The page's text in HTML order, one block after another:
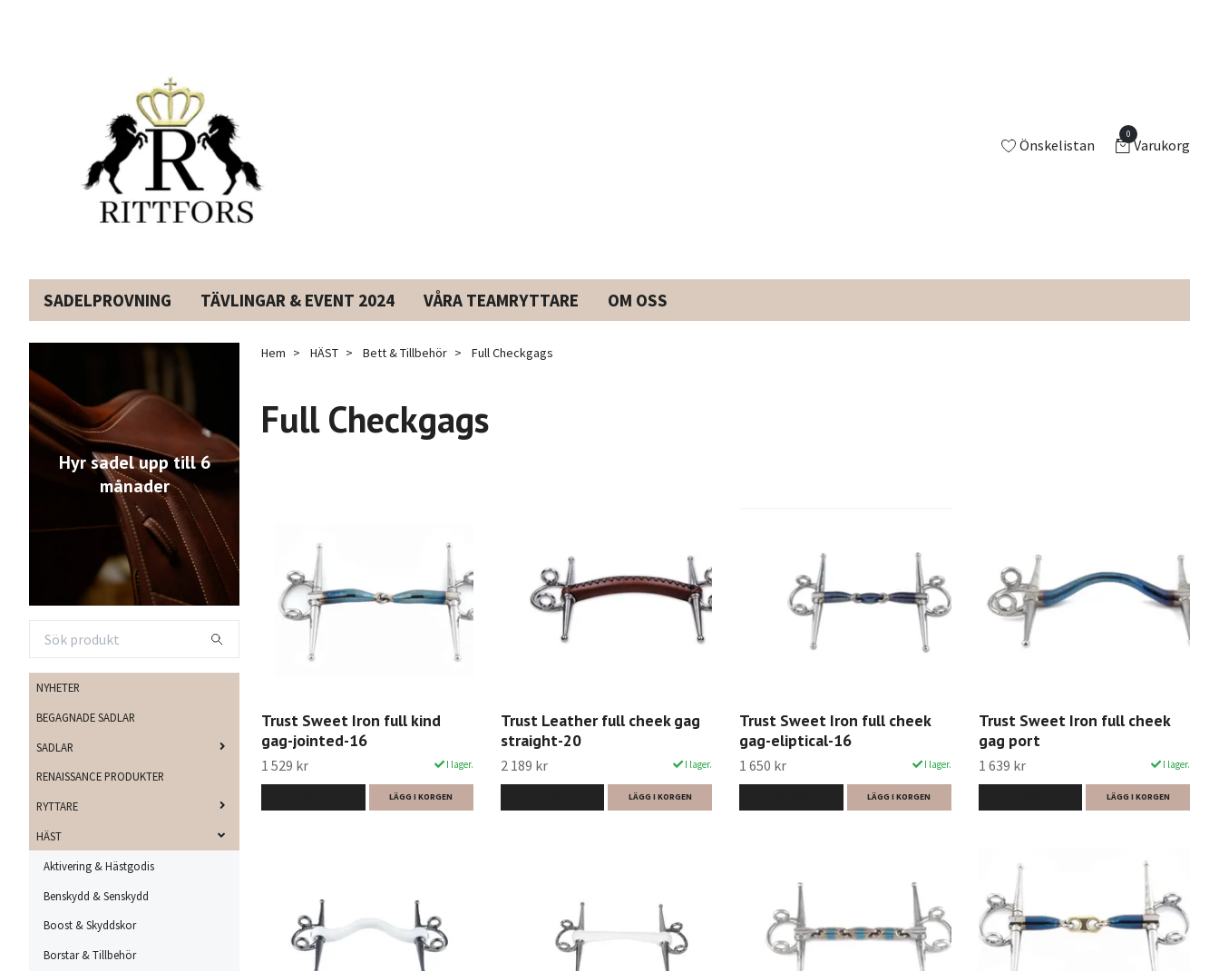
Önskelistan
0
Varukorg
SADELPROVNING TÄVLINGAR & EVENT 2024 VÅRA TEAMRYTTARE OM OSS
Hyr sadel upp till 6
månader
NYHETER
BEGAGNADE SADLAR
SADLAR
RENAISSANCE PRODUKTER
RYTTARE
HÄST
Aktivering & Hästgodis
Benskydd & Senskydd
Boost & Skyddskor
Borstar & Tillbehör
Hem HÄST Bett & Tillbehör Full Checkgags
Full Checkgags
Trust Sweet Iron full kind
gag-jointed-16
1 529 kr I lager.
LÄGG I KORGEN
Trust Leather full cheek gag
straight-20
2 189 kr I lager.
LÄGG I KORGEN
Trust Sweet Iron full cheek
gag-eliptical-16
1 650 kr I lager.
LÄGG I KORGEN
Trust Sweet Iron full cheek
gag port
1 639 kr I lager.
LÄGG I KORGEN